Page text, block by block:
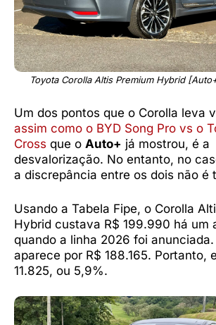
Toyota Corolla Altis Premium Hybrid
Um dos pontos que o Corolla leva
assim como o BYD Song Pro vs o
Cross que o Auto+ já mostrou, é a
desvalorização. No entanto, no
a discrepância entre os dois não é
Usando a Tabela Fipe, o Corolla
Hybrid custava R$ 199.990 há um
quando a linha 2026 foi
aparece por R$ 188.165. Portanto,
11.825, ou 5,9%.